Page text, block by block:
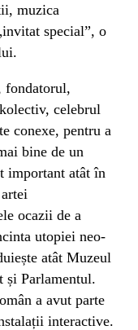
muzica
special”, o
fondatorul,
celebrul
conexe, pentru a
bine de un
important atât în
ocazii de a
utopiei neo-
atât Muzeul
și Parlamentul.
a avut parte
interactive.